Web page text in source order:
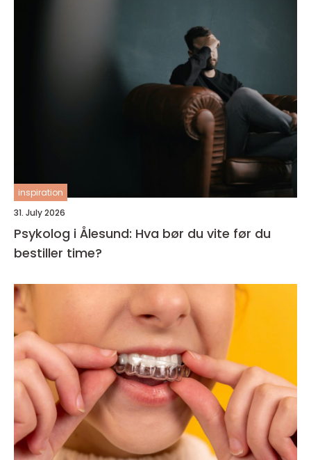
inspiration
31. July 2026
Psykolog i Ålesund: Hva bør du vite før du
bestiller time?